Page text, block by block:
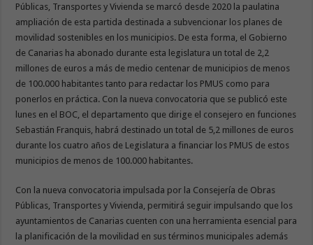
Públicas, Transportes y Vivienda se marcó desde 2020 la paulatina
ampliación de esta partida destinada a subvencionar los planes de
movilidad sostenibles en los municipios. De esta forma, el Gobierno
de Canarias ha abonado durante esta legislatura un total de 2,2
millones de euros a más de medio centenar de municipios de menos
de 100.000 habitantes tanto para redactar los PMUS como para
ponerlos en práctica. Con la nueva convocatoria que se publicó este
lunes en el BOC, el departamento que dirige el consejero en funciones
Sebastián Franquis, habrá destinado un total de 5,2 millones de euros
durante los cuatro años de Legislatura a financiar los PMUS de estos
municipios de menos de 100.000 habitantes.
Con la nueva convocatoria impulsada por la Consejería de Obras
Públicas, Transportes y Vivienda, permitirá seguir impulsando que los
ayuntamientos de Canarias cuenten con una herramienta esencial para
la planificación de la movilidad en sus términos municipales además